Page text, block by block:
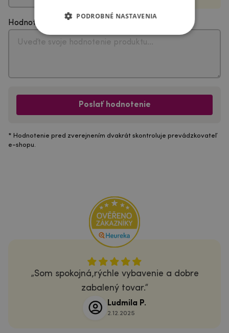
Hodnotenie
Poslať hodnotenie
* Hodnotenie pred zverejnením dvakrát skontroluje prevádzkovateľ
e-shopu.
Som spokojná,rýchle vybavenie a dobre
zabalený tovar.
Ludmila P.
2.12.2025
PODROBNÉ NASTAVENIA